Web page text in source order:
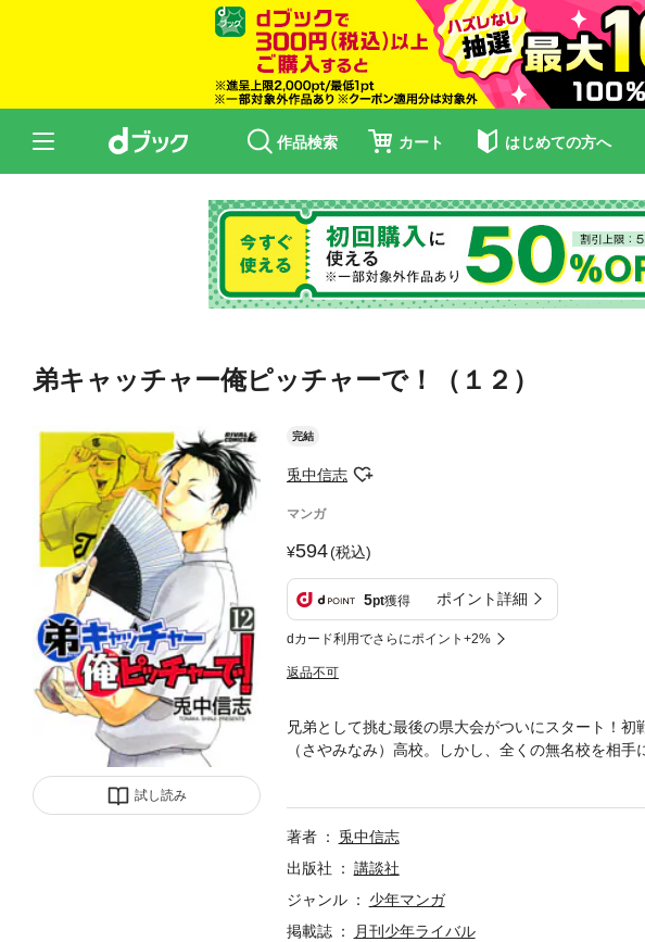
作品検索 カート はじめての方へ
弟キャッチャー俺ピッチャーで！（１２）
試し読み
完結
兎中信志
マンガ
594(税込)
5pt獲得 ポイント詳細
dカード利用でさらにポイント+2%
返品不可
兄弟として挑む最後の県大会がついにスタート！
（さやみなみ）高校。しかし、全くの無名校を相
に、一矢（いちや）と世史（よし）を知り尽くす
著者
兎中信志
出版社
講談社
ジャンル
少年マンガ
掲載誌
月刊少年ライバル